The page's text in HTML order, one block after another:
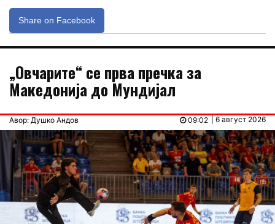
Share on Facebook
„Овчарите“ се прва пречка за
Македонија до Мундијал
Авор: Душко Андов | 6 август 2026
09:02